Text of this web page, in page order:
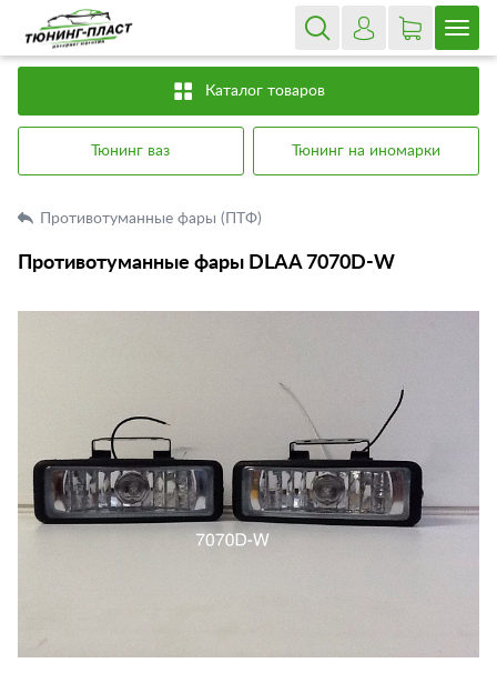
Каталог товаров
Тюнинг ваз Тюнинг на иномарки
Противотуманные фары (ПТФ)
Противотуманные фары DLAA 7070D-W